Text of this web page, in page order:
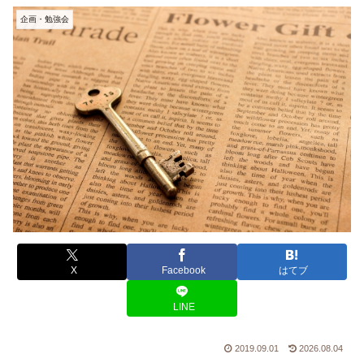
企画・勉強会
X Facebook はてブ
LINE
2019.09.01 2026.08.04